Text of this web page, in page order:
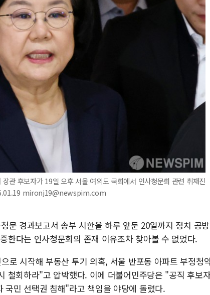
관 후보자가 19일 오후 서울 여의도 국회에서 인사청문회 관련 취재진
mironj19@newspim.com
문 경과보고서 송부 시한을 하루 앞둔 20일까지 정치 공
한다는 인사청문회의 존재 이유조차 찾아볼 수 없었다.
로 시작해 부동산 투기 의혹, 서울 반포동 아파트 부정청
철회하라"고 압박했다. 이에 더불어민주당은 "공직 후보
국민 선택권 침해"라고 책임을 야당에 돌렸다.